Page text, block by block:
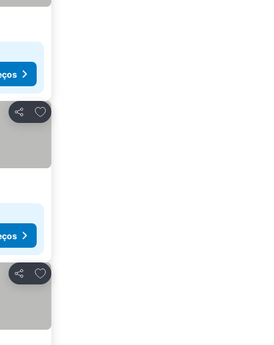
Partilhar
Adicionar aos favoritos
Partilhar
Adicionar aos favoritos